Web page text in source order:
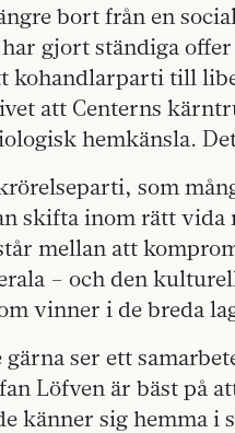
bort från en
gjort ständiga
kohandlarparti till
att Centerns
hemkänsla.
som
skifta inom rätt vida
mellan att
– och den
vinner i de breda
ser ett
Löfven är bäst på
känner sig hemma